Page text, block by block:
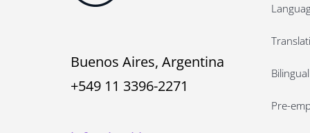
Buenos Aires, Argentina
+549 11 3396-2271
Pre-